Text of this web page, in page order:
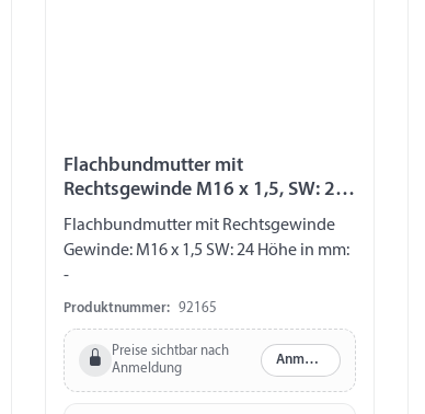
Flachbundmutter mit
Rechtsgewinde M16 x 1,5, SW: 24,
Höhe in mm: -
Flachbundmutter mit Rechtsgewinde
Gewinde: M16 x 1,5 SW: 24 Höhe in mm:
-
Produktnummer: 92165
Preise sichtbar nach
Anmeldung
Anmelden